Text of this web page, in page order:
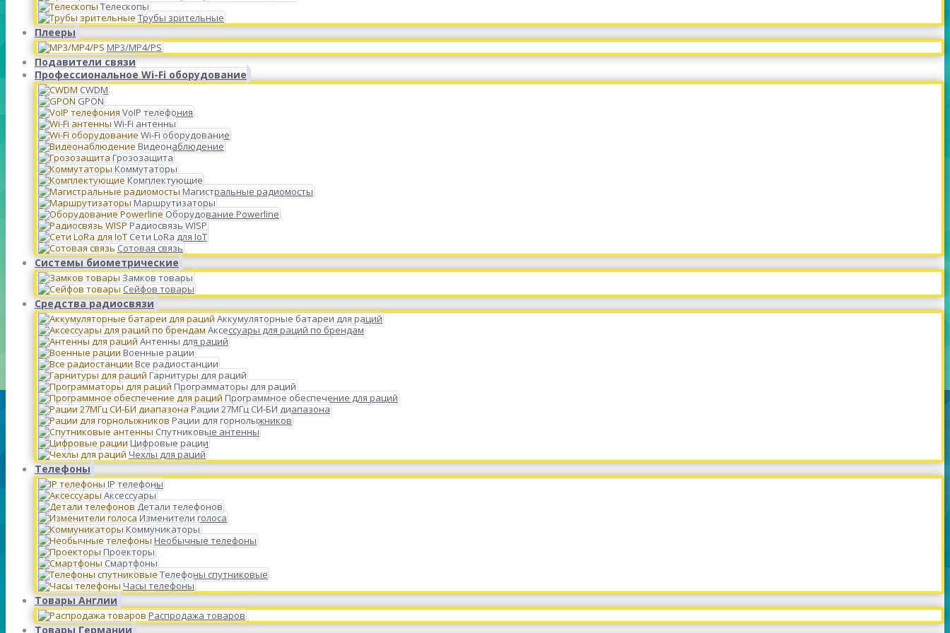
Телескопы
Трубы зрительные
Плееры
MP3/MP4/PS
Подавители связи
Профессиональное Wi-Fi оборудование
CWDM
GPON
VoIP телефония
Wi-Fi антенны
Wi-Fi оборудование
Видеонаблюдение
Грозозащита
Коммутаторы
Комплектующие
Магистральные радиомосты
Маршрутизаторы
Оборудование Powerline
Радиосвязь WISP
Сети LoRa для IoT
Сотовая связь
Системы биометрические
Замков товары
Сейфов товары
Средства радиосвязи
Аккумуляторные батареи для раций
Аксессуары для раций по брендам
Антенны для раций
Военные рации
Все радиостанции
Гарнитуры для раций
Программаторы для раций
Программное обеспечение для раций
Рации 27МГц СИ-БИ диапазона
Рации для горнолыжников
Спутниковые антенны
Цифровые рации
Чехлы для раций
Телефоны
IP телефоны
Аксессуары
Детали телефонов
Изменители голоса
Коммуникаторы
Необычные телефоны
Проекторы
Смартфоны
Телефоны спутниковые
Часы телефоны
Товары Англии
Распродажа товаров
Товары Германии